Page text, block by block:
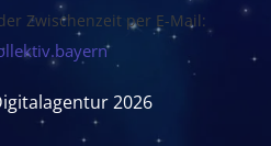
Zwischenzeit per E-Mail:
2026